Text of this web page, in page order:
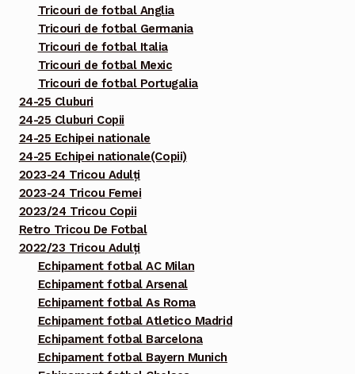
Tricouri de fotbal Anglia
Tricouri de fotbal Germania
Tricouri de fotbal Italia
Tricouri de fotbal Mexic
Tricouri de fotbal Portugalia
24-25 Cluburi
24-25 Cluburi Copii
24-25 Echipei nationale
24-25 Echipei nationale(Copii)
2023-24 Tricou Adulți
2023-24 Tricou Femei
2023/24 Tricou Copii
Retro Tricou De Fotbal
2022/23 Tricou Adulți
Echipament fotbal AC Milan
Echipament fotbal Arsenal
Echipament fotbal As Roma
Echipament fotbal Atletico Madrid
Echipament fotbal Barcelona
Echipament fotbal Bayern Munich